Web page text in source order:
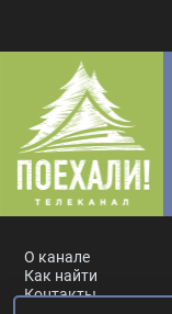
О канале
Как найти
Контакты